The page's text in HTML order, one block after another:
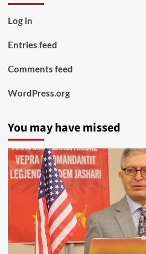
Log in
Entries feed
Comments feed
WordPress.org
You may have missed